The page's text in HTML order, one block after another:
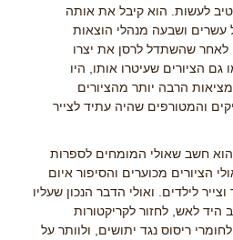
לעשות. הוא קיבל את אותה
עשרים ושבעה מנהלי הוצאות
שהשתדל לרסן את יצרו
גם הציורים שעיטרו אותו, היו
הרבה יותר מהציורים
והמטורפים שהיה עתיד לצייר
הוא חשב שאולי המומחים לספרות
הציורים מכוערים והסיפור איום
לילדים. ואולי הדבר הנכון שעליו
לאש, לחזור לקריקטורות
ריסוס נגד יתושים, ולוותר על